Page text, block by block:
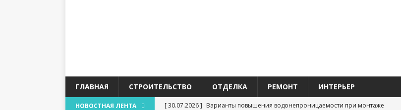
ГЛАВНАЯ СТРОИТЕЛЬСТВО ОТДЕЛКА РЕМОНТ ИНТЕРЬЕР
НОВОСТНАЯ ЛЕНТА [ 30.07.2026 ] Варианты повышения водонепроницаемости при монтаже